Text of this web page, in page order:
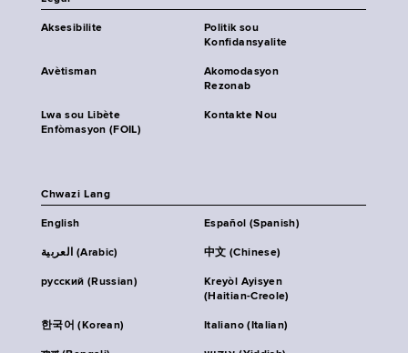
Aksesibilite
Politik sou
Konfidansyalite
Avètisman
Akomodasyon
Rezonab
Lwa sou Libète
Enfòmasyon (FOIL)
Kontakte Nou
Chwazi Lang
English Español (Spanish)
العربية (Arabic) 中文 (Chinese)
русский (Russian)
Kreyòl Ayisyen
(Haitian-Creole)
한국어 (Korean) Italiano (Italian)